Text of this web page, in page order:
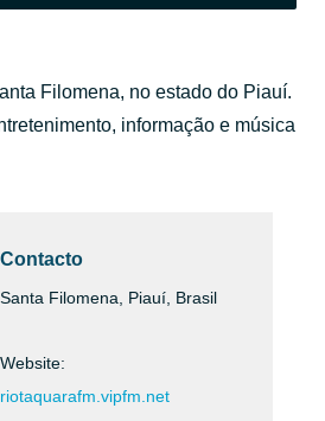
Filomena, no estado do Piauí.
informação e música
Contacto
Santa Filomena, Piauí, Brasil
Website:
riotaquarafm.vipfm.net